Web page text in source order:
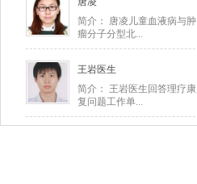
简介： 唐凌儿童血液病与肿
瘤分子分型北...
王岩医生
简介： 王岩医生回答理疗康
复问题工作单...